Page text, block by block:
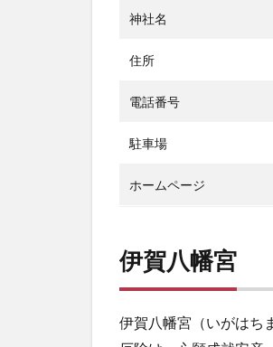
神社名
住所
電話番号
駐車場
ホームページ
伊賀八幡宮
伊賀八幡宮（いがはち